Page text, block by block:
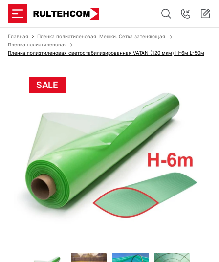
Главная
Пленка полиэтиленовая. Мешки. Сетка затеняющая.
Пленка полиэтиленовая
Пленка полиэтиленовая светостабилизированная VATAN (120 мкм) Н-6м L-50м
SALE